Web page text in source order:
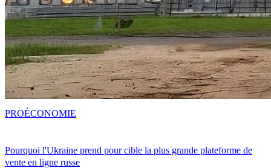
Pourquoi l'Ukraine prend pour cible la plus grande plateforme de
vente en ligne russe
PROÉCONOMIE